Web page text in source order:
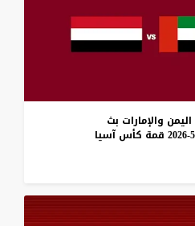
اليمن والإمارات بث
قمة كأس آسيا